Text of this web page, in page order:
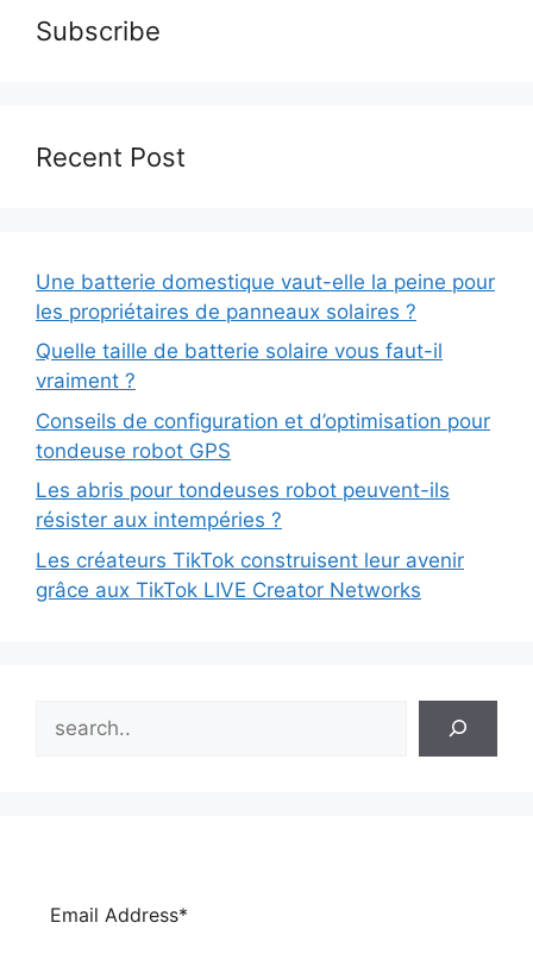
Subscribe
Recent Post
Une batterie domestique vaut-elle la peine pour
les propriétaires de panneaux solaires ?
Quelle taille de batterie solaire vous faut-il
vraiment ?
Conseils de configuration et d’optimisation pour
tondeuse robot GPS
Les abris pour tondeuses robot peuvent-ils
résister aux intempéries ?
Les créateurs TikTok construisent leur avenir
grâce aux TikTok LIVE Creator Networks